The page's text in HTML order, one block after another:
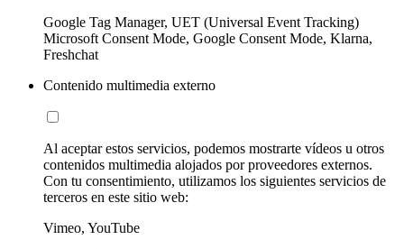
Google Tag Manager, UET (Universal Event Tracking)
Microsoft Consent Mode, Google Consent Mode, Klarna,
Freshchat
Contenido multimedia externo
Al aceptar estos servicios, podemos mostrarte vídeos u otros
contenidos multimedia alojados por proveedores externos.
Con tu consentimiento, utilizamos los siguientes servicios de
terceros en este sitio web:
Vimeo, YouTube